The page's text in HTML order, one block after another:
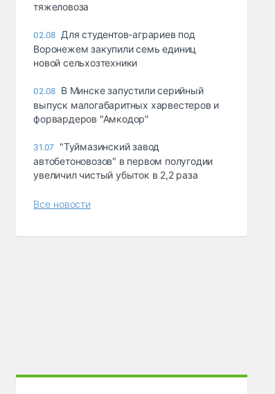
тяжеловоза
02.08 Для студентов-аграриев под
Воронежем закупили семь единиц
новой сельхозтехники
02.08 В Минске запустили серийный
выпуск малогабаритных харвестеров и
форвардеров "Амкодор"
31.07
"Туймазинский завод
автобетоновозов" в первом полугодии
увеличил чистый убыток в 2,2 раза
Все новости